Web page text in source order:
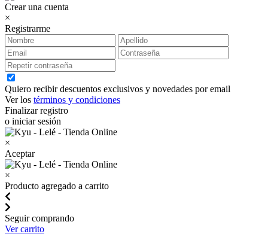
Crear una cuenta
×
Registrarme
Quiero recibir descuentos exclusivos y novedades por email
Ver los términos y condiciones
Finalizar registro
o iniciar sesión
×
Aceptar
×
Producto agregado a carrito
Seguir comprando
Ver carrito